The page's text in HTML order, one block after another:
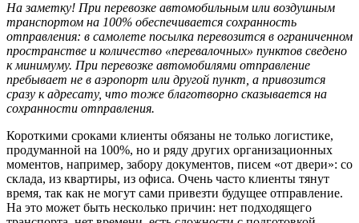
На заметку! При перевозке автомобильным или воздушным
транспортом на 100% обеспечивается сохранность
отправления: в самолете посылка перевозится в ограниченном
пространстве и количество «перевалочных» пунктов сведено
к минимуму. При перевозке автомобилями отправление
пребывает не в аэропорт или другой пункт, а привозится
сразу к адресату, что тоже благотворно сказывается на
сохранности отправления.
Короткими сроками клиенты обязаны не только логистике,
продуманной на 100%, но и ряду других организационных
моментов, например, забору документов, писем «от двери»: со
склада, из квартиры, из офиса. Очень часто клиенты тянут
время, так как не могут сами привезти будущее отправление.
На это может быть несколько причин: нет подходящего